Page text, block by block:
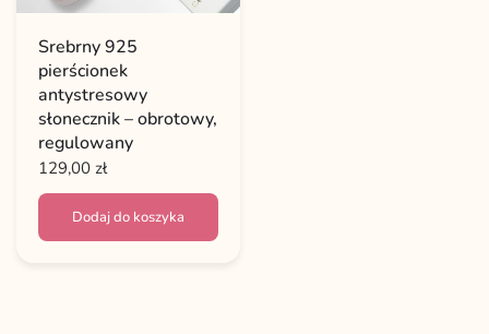
Srebrny 925
pierścionek
antystresowy
słonecznik – obrotowy,
regulowany
129,00 zł
Dodaj do koszyka